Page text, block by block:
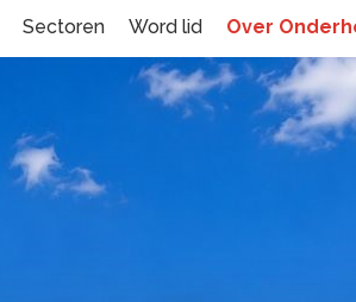
Sectoren Word lid Over